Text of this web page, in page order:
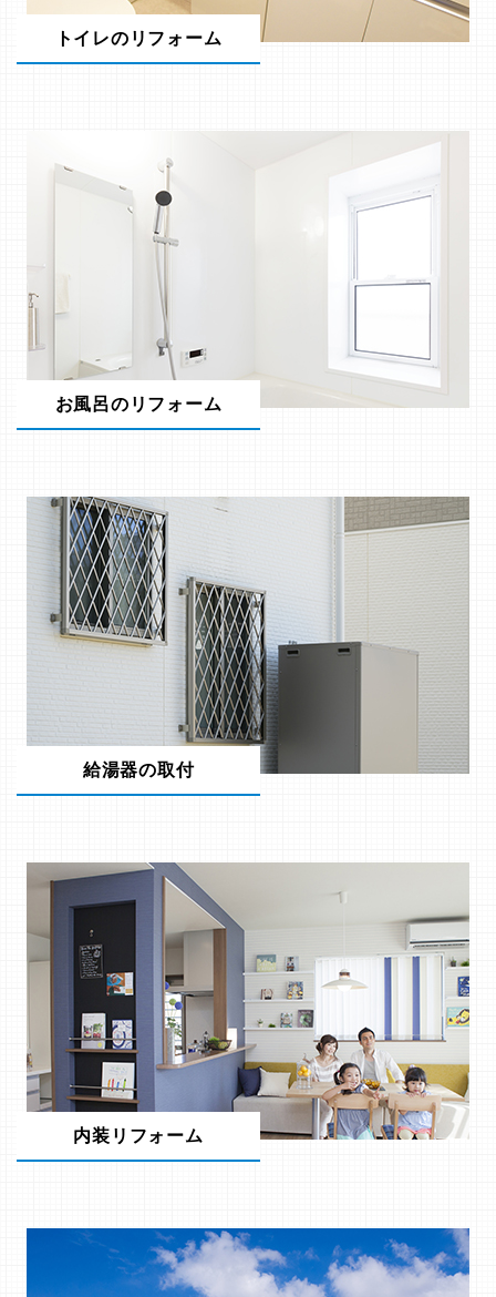
トイレのリフォーム
お風呂のリフォーム
給湯器の取付
内装リフォーム